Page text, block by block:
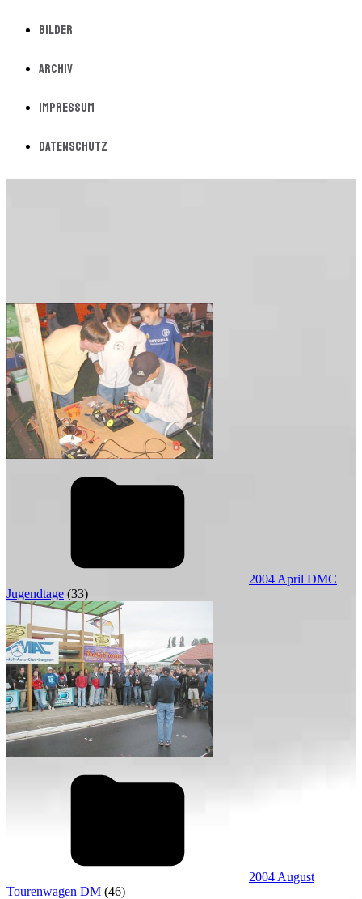
Bilder
Archiv
Impressum
Datenschutz
2004 April DMC
Jugendtage (33)
2004 August
Tourenwagen DM (46)